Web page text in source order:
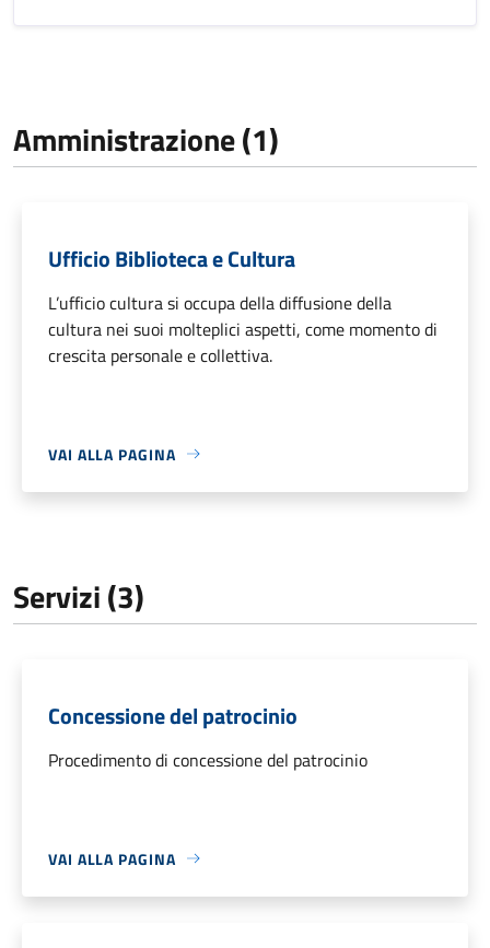
Amministrazione (1)
Ufficio Biblioteca e Cultura
L’ufficio cultura si occupa della diffusione della
cultura nei suoi molteplici aspetti, come momento di
crescita personale e collettiva.
VAI ALLA PAGINA
Servizi (3)
Concessione del patrocinio
Procedimento di concessione del patrocinio
VAI ALLA PAGINA